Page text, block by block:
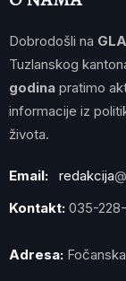
Dobrodošli na
Tuzlanskog
godina pratimo
informacije iz
života.
Email: redakcija
Kontakt: 035-
Adresa: